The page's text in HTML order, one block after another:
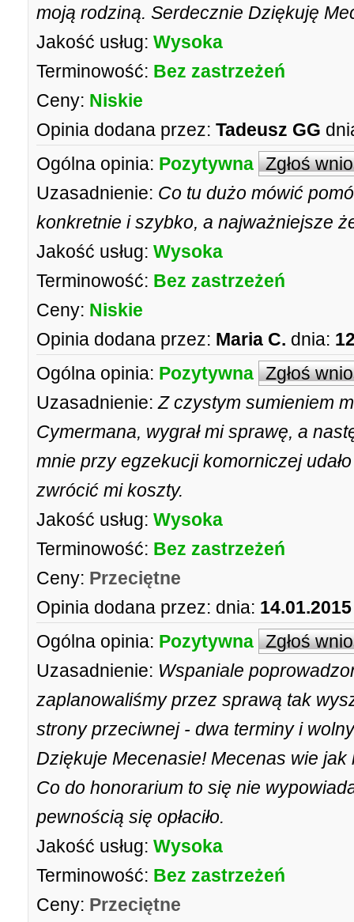
moją rodziną. Serdecznie Dziękuję
Jakość usług: Wysoka
Terminowość: Bez zastrzeżeń
Ceny: Niskie
Opinia dodana przez: Tadeusz GG
Ogólna opinia: Pozytywna Zgłoś
Uzasadnienie: Co tu dużo mówić
konkretnie i szybko, a najważniejsze
Jakość usług: Wysoka
Terminowość: Bez zastrzeżeń
Ceny: Niskie
Opinia dodana przez: Maria C. dnia:
Ogólna opinia: Pozytywna Zgłoś
Uzasadnienie: Z czystym sumieniem
Cymermana, wygrał mi sprawę, a
mnie przy egzekucji komorniczej
zwrócić mi koszty.
Jakość usług: Wysoka
Terminowość: Bez zastrzeżeń
Ceny: Przeciętne
Opinia dodana przez: dnia:
Ogólna opinia: Pozytywna Zgłoś
Uzasadnienie: Wspaniale
zaplanowaliśmy przez sprawą tak
strony przeciwnej - dwa terminy i
Dziękuje Mecenasie! Mecenas wie
Co do honorarium to się nie
pewnością się opłaciło.
Jakość usług: Wysoka
Terminowość: Bez zastrzeżeń
Ceny: Przeciętne